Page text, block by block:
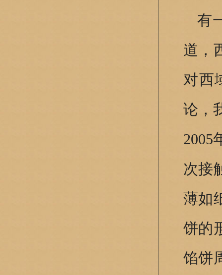
有
道，
对西
论，
2005
次接
薄如
饼的
馅饼